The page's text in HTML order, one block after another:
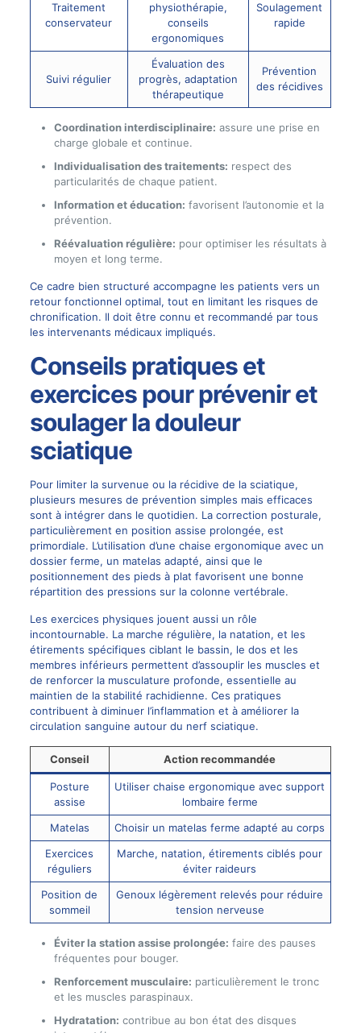
Traitement
conservateur
physiothérapie,
conseils
ergonomiques
Soulagement
rapide
Suivi régulier
Évaluation des
progrès, adaptation
thérapeutique
Prévention
des récidives
Coordination interdisciplinaire: assure une prise en
charge globale et continue.
Individualisation des traitements: respect des
particularités de chaque patient.
Information et éducation: favorisent l’autonomie et la
prévention.
Réévaluation régulière: pour optimiser les résultats à
moyen et long terme.
Ce cadre bien structuré accompagne les patients vers un
retour fonctionnel optimal, tout en limitant les risques de
chronification. Il doit être connu et recommandé par tous
les intervenants médicaux impliqués.
Conseils pratiques et
exercices pour prévenir et
soulager la douleur
sciatique
Pour limiter la survenue ou la récidive de la sciatique,
plusieurs mesures de prévention simples mais efficaces
sont à intégrer dans le quotidien. La correction posturale,
particulièrement en position assise prolongée, est
primordiale. L’utilisation d’une chaise ergonomique avec un
dossier ferme, un matelas adapté, ainsi que le
positionnement des pieds à plat favorisent une bonne
répartition des pressions sur la colonne vertébrale.
Les exercices physiques jouent aussi un rôle
incontournable. La marche régulière, la natation, et les
étirements spécifiques ciblant le bassin, le dos et les
membres inférieurs permettent d’assouplir les muscles et
de renforcer la musculature profonde, essentielle au
maintien de la stabilité rachidienne. Ces pratiques
contribuent à diminuer l’inflammation et à améliorer la
circulation sanguine autour du nerf sciatique.
Conseil Action recommandée
Posture
assise
Utiliser chaise ergonomique avec support
lombaire ferme
Matelas
Choisir un matelas ferme adapté au corps
Exercices
réguliers
Marche, natation, étirements ciblés pour
éviter raideurs
Position de
sommeil
Genoux légèrement relevés pour réduire
tension nerveuse
Éviter la station assise prolongée: faire des pauses
fréquentes pour bouger.
Renforcement musculaire: particulièrement le tronc
et les muscles paraspinaux.
Hydratation: contribue au bon état des disques